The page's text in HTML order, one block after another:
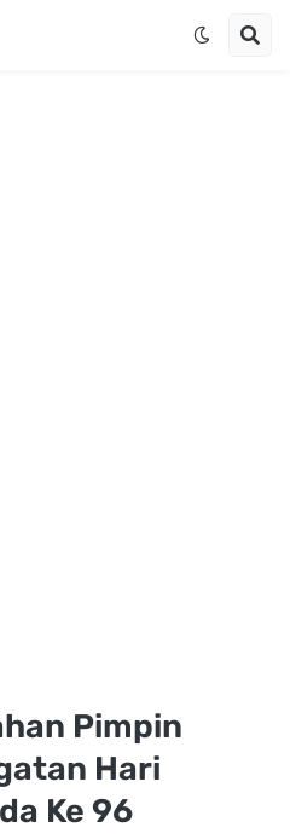
Pimpin
Hari
Ke 96